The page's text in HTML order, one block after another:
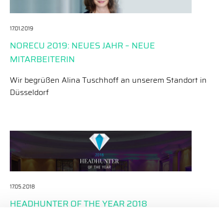
17.01.2019
NORECU 2019: NEUES JAHR – NEUE
MITARBEITERIN
Wir begrüßen Alina Tuschhoff an unserem Standort in
Düsseldorf
17.05.2018
HEADHUNTER OF THE YEAR 2018